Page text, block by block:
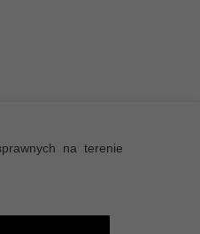
na terenie